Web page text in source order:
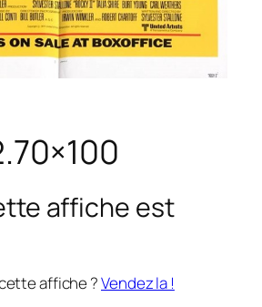
affiche est
affiche ?Vendez la !